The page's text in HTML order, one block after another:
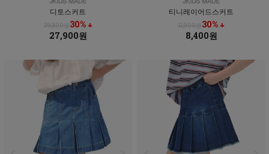
디토스커트
39,800원30% ↓
27,900원
티니레이어드스커트
11,900원30% ↓
8,400원